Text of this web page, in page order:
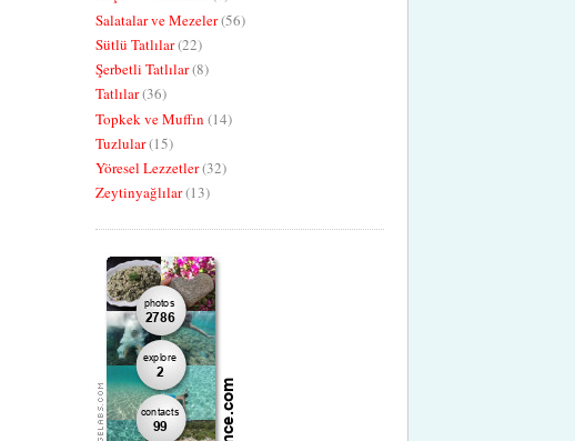
Salatalar ve Mezeler(56)
Sütlü Tatlılar(22)
Şerbetli Tatlılar(8)
Tatlılar(36)
Topkek ve Muffın (14)
Tuzlular(15)
Yöresel Lezzetler(32)
Zeytinyağlılar(13)